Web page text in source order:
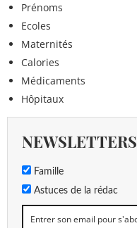
Prénoms
Ecoles
Maternités
Calories
Médicaments
Hôpitaux
NEWSLETTERS
Famille
Astuces de la rédac